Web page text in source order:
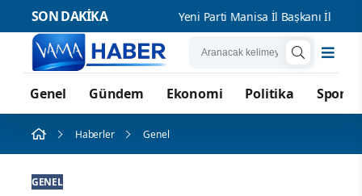
SON DAKİKA Yeni Parti Manisa İl Başkanı İlksen
Genel Gündem Ekonomi Politika Spor
Haberler Genel
GENEL